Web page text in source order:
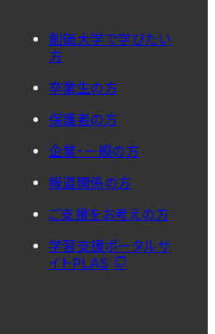
創価大学で学びたい
方
卒業生の方
保護者の方
企業・一般の方
報道関係の方
ご支援をお考えの方
学習支援ポータルサ
イトPLAS